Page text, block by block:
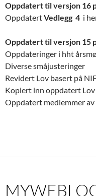
Oppdatert til versjon 16
OppdatertVedlegg 4 i
Oppdatert til versjon 15
Oppdateringer i hht
Diverse småjusteringer
Revidert Lov basert på
Kopiert inn oppdatert Lov
Oppdatert medlemmer